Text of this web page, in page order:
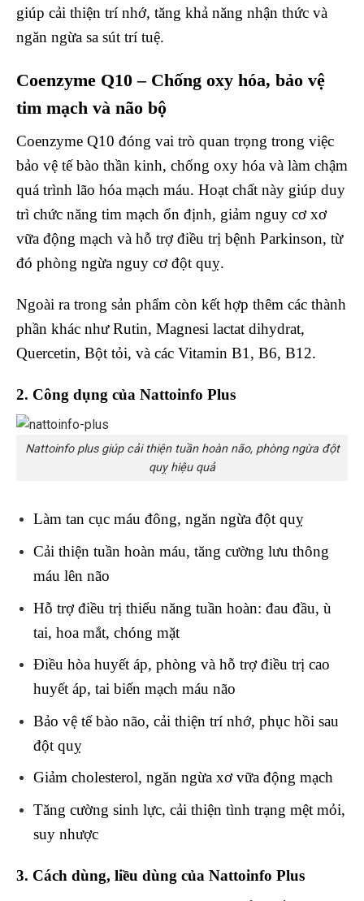
giúp cải thiện trí nhớ, tăng khả năng nhận thức và
ngăn ngừa sa sút trí tuệ.
Coenzyme Q10 – Chống oxy hóa, bảo vệ
tim mạch và não bộ
Coenzyme Q10 đóng vai trò quan trọng trong việc
bảo vệ tế bào thần kinh, chống oxy hóa và làm chậm
quá trình lão hóa mạch máu. Hoạt chất này giúp duy
trì chức năng tim mạch ổn định, giảm nguy cơ xơ
vữa động mạch và hỗ trợ điều trị bệnh Parkinson, từ
đó phòng ngừa nguy cơ đột quỵ.
Ngoài ra trong sản phẩm còn kết hợp thêm các thành
phần khác như Rutin, Magnesi lactat dihydrat,
Quercetin, Bột tỏi, và các Vitamin B1, B6, B12.
2. Công dụng của Nattoinfo Plus
Nattoinfo plus giúp cải thiện tuần hoàn não, phòng ngừa đột
quỵ hiệu quả
Làm tan cục máu đông, ngăn ngừa đột quỵ
Cải thiện tuần hoàn máu, tăng cường lưu thông
máu lên não
Hỗ trợ điều trị thiểu năng tuần hoàn: đau đầu, ù
tai, hoa mắt, chóng mặt
Điều hòa huyết áp, phòng và hỗ trợ điều trị cao
huyết áp, tai biến mạch máu não
Bảo vệ tế bào não, cải thiện trí nhớ, phục hồi sau
đột quỵ
Giảm cholesterol, ngăn ngừa xơ vữa động mạch
Tăng cường sinh lực, cải thiện tình trạng mệt mỏi,
suy nhược
3. Cách dùng, liều dùng của Nattoinfo Plus